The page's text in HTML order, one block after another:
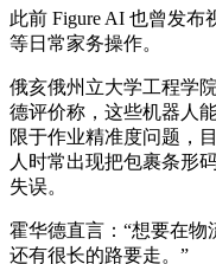
此前 Figure AI 也曾发
等日常家务操作。
俄亥俄州立大学工程学
德评价称，这些机器人
限于作业精准度问题，
人时常出现把包裹条形
失误。
霍华德直言：“想要在
还有很长的路要走。”